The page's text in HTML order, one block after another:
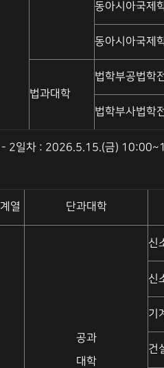
동아시아국제
동아시아국제
법과대학
법학부공법학
법학부사법학
- 2일차 : 2026.5.15.(금)
계열 단과대학
공과
대학
신
신
기
건